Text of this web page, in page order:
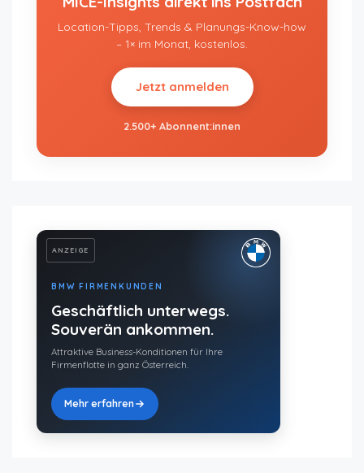
Location-Tipps, Trends & Planungs-Know-how
– 1× im Monat, kostenlos.
Jetzt anmelden
2.500+ Abonnent:innen
ANZEIGE
BMW FIRMENKUNDEN
Geschäftlich unterwegs.
Souverän ankommen.
Attraktive Business-Konditionen für Ihre
Firmenflotte in ganz Österreich.
Mehr erfahren